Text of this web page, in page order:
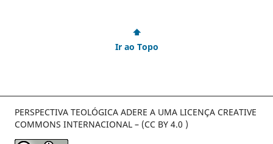
⬆
Ir ao Topo
PERSPECTIVA TEOLÓGICA ADERE A UMA LICENÇA CREATIVE
COMMONS INTERNACIONAL – (CC BY 4.0 )